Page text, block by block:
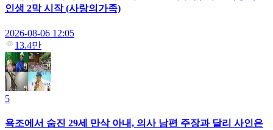
인생 2막 시작 (사랑의가족)
2026-08-06 12:05
13.4만
5
욕조에서 숨진 29세 만삭 아내, 의사 남편 주장과 달리 사인은